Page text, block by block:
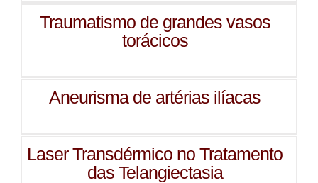
Traumatismo de grandes vasos
torácicos
Aneurisma de artérias ilíacas
Laser Transdérmico no Tratamento
das Telangiectasia